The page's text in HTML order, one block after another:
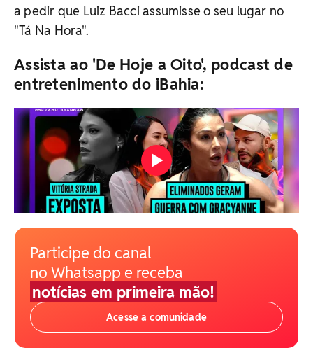
a pedir que Luiz Bacci assumisse o seu lugar no
"Tá Na Hora".
Assista ao 'De Hoje a Oito', podcast de
entretenimento do iBahia:
Participe do canal
no Whatsapp e receba
notícias em primeira mão!
Acesse a comunidade